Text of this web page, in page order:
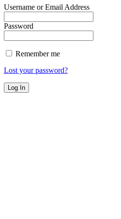
Username or Email Address
Password
Remember me
Lost your password?